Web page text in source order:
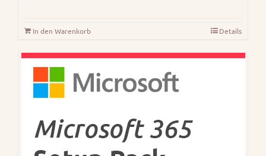
In den Warenkorb Details